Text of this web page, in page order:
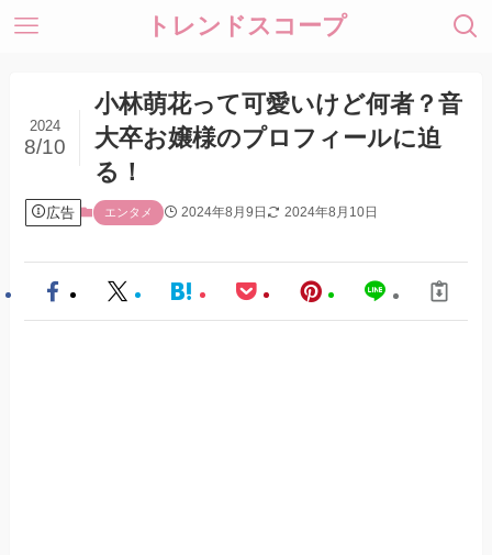
トレンドスコープ
小林萌花って可愛いけど何者？音
大卒お嬢様のプロフィールに迫
る！
2024
8/10
広告 エンタメ 2024年8月9日 2024年8月10日